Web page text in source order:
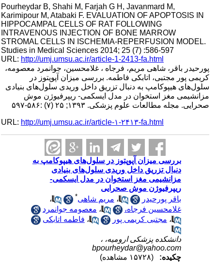
Pourheydar B, Shahi M, Farjah G H, Javanmard M,
Karimipour M, Atabaki F. EVALUATION OF APOPTOSIS IN
HIPPOCAMPAL CELLS OF RAT FOLLOWING
INTRAVENOUS INJECTION OF BONE MARROW
STROMAL CELLS IN ISCHEMIA-REPERFUSION MODEL.
Studies in Medical Sciences 2014; 25 (7) :586-597
URL:http://umj.umsu.ac.ir/article-1-2413-fa.html
پورحیدر باقر، شاهی مریم، فرجاه ، غلامحسین، جوانمرد معصومه،
کریمی پور مجتبی، اتابکی فاطمه. بررسی میزان آپوپتوز در
سلول‌های هیپوکامپ به دنبال تزریق داخل وریدی سلول‌های بنیادی
مزانشیمی مغز استخوان در مدل ایسکمی- ریپرفیوژن موش
صحرایی. مجله مطالعات علوم پزشکی. ۱۳۹۳; ۲۵ (۷) :۵۸۶-۵۹۷
URL:http://umj.umsu.ac.ir/article-۱-۲۴۱۳-fa.html
بررسی میزان آپوپتوز در سلول‌های هیپوکامپ به
دنبال تزریق داخل وریدی سلول‌های بنیادی
مزانشیمی مغز استخوان در مدل ایسکمی-
ریپرفیوژن موش صحرایی
باقر پورحیدر
،مریم شاهی
،
غلامحسین فرجاه،
،معصومه جوانمرد
،مجتبی کریمی پور ،فاطمه اتابکی
دانشکده پزشکی ارومیه، ،
bpourheydar@yahoo.com
چکیده: